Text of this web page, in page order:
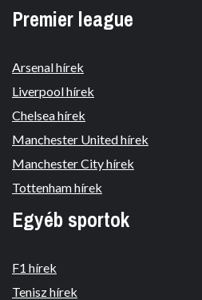
Premier league
Arsenal hírek
Liverpool hírek
Chelsea hírek
Manchester United hírek
Manchester City hírek
Tottenham hírek
Egyéb sportok
F1 hírek
Tenisz hírek